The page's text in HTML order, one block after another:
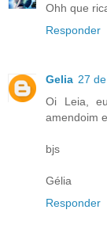
Ohh que
Responder
Gelia 27
Oi Leia,
amendoim
bjs
Gélia
Responder